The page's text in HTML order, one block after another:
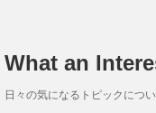
What an
日々の気になるトピックにつ